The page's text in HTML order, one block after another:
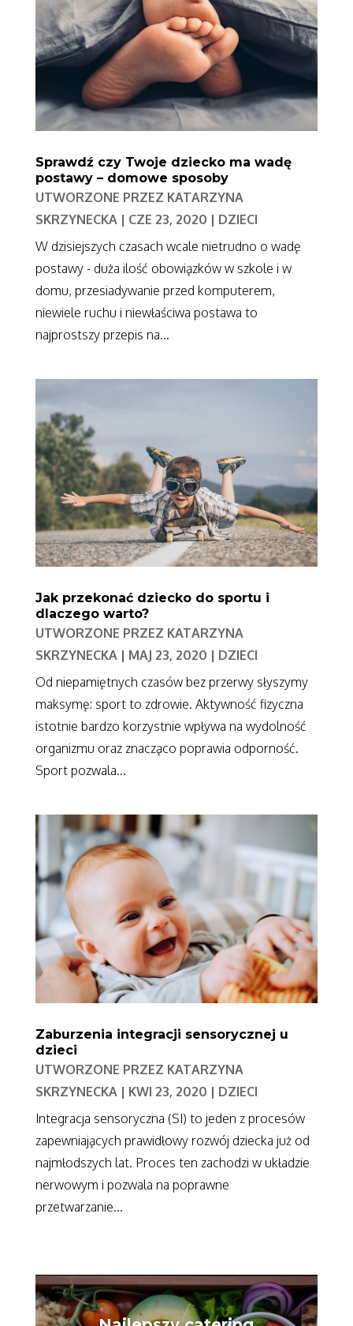
Sprawdź czy Twoje dziecko ma wadę
postawy – domowe sposoby
UTWORZONE PRZEZ KATARZYNA
SKRZYNECKA | CZE 23, 2020 | DZIECI
W dzisiejszych czasach wcale nietrudno o wadę
postawy - duża ilość obowiązków w szkole i w
domu, przesiadywanie przed komputerem,
niewiele ruchu i niewłaściwa postawa to
najprostszy przepis na...
Jak przekonać dziecko do sportu i
dlaczego warto?
UTWORZONE PRZEZ KATARZYNA
SKRZYNECKA| MAJ 23, 2020 | DZIECI
Od niepamiętnych czasów bez przerwy słyszymy
maksymę: sport to zdrowie. Aktywność fizyczna
istotnie bardzo korzystnie wpływa na wydolność
organizmu oraz znacząco poprawia odporność.
Sport pozwala...
Zaburzenia integracji sensorycznej u
dzieci
UTWORZONE PRZEZ KATARZYNA
SKRZYNECKA| KWI 23, 2020 | DZIECI
Integracja sensoryczna (SI) to jeden z procesów
zapewniających prawidłowy rozwój dziecka już od
najmłodszych lat. Proces ten zachodzi w układzie
nerwowym i pozwala na poprawne
przetwarzanie...